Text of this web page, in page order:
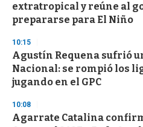
extratropical y reúne al
prepararse para El Niño
10:15
Agustín Requena sufrió
Nacional: se rompió los
jugando en el GPC
10:08
Agarrate Catalina